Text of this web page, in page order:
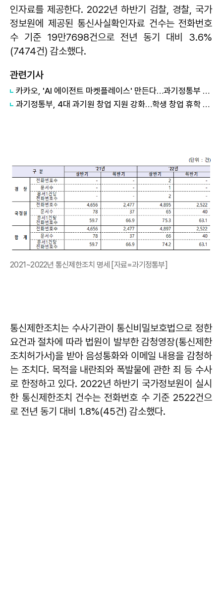
인자료를 제공한다. 2022년 하반기 검찰, 경찰, 국가
정보원에 제공된 통신사실확인자료 건수는 전화번호
수 기준 19만7698건으로 전년 동기 대비 3.6%
(7474건) 감소했다.
관련기사
카카오, 'AI 에이전트 마켓플레이스' 만든다…과기정통부 개발 사업 수주
과기정통부, 4대 과기원 창업 지원 강화…학생 창업 휴학 제한 폐지
2021~2022년 통신제한조치 명세 [자료=과기정통부]
통신제한조치는 수사기관이 통신비밀보호법으로 정한
요건과 절차에 따라 법원이 발부한 감청영장(통신제한
조치허가서)을 받아 음성통화와 이메일 내용을 감청하
는 조치다. 목적을 내란죄와 폭발물에 관한 죄 등 수사
로 한정하고 있다. 2022년 하반기 국가정보원이 실시
한 통신제한조치 건수는 전화번호 수 기준 2522건으
로 전년 동기 대비 1.8%(45건) 감소했다.